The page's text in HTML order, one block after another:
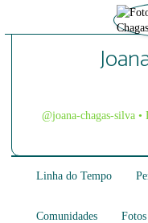
@joana-chagas-silva •
Linha do Tempo
Comunidades Fotos